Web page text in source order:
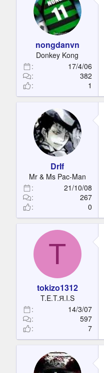
nongdanvn
Donkey Kong
17/4/06
382
1
DrIf
Mr & Ms Pac-Man
21/10/08
267
0
T
tokizo1312
T.E.T.Я.I.S
14/3/07
597
7